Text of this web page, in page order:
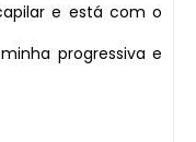
e está com o
progressiva e